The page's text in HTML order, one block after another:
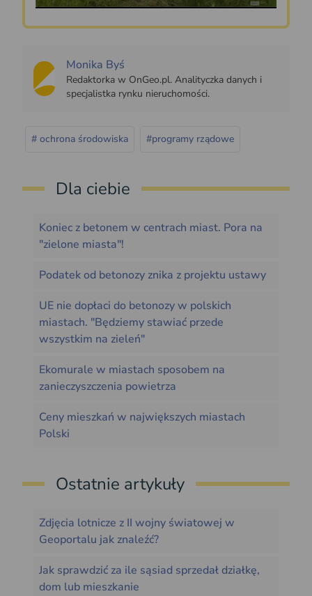
Monika Byś
Redaktorka w OnGeo.pl. Analityczka danych i
specjalistka rynku nieruchomości.
# ochrona środowiska #programy rządowe
Dla ciebie
Koniec z betonem w centrach miast. Pora na
"zielone miasta"!
Podatek od betonozy znika z projektu ustawy
UE nie dopłaci do betonozy w polskich
miastach. "Będziemy stawiać przede
wszystkim na zieleń"
Ekomurale w miastach sposobem na
zanieczyszczenia powietrza
Ceny mieszkań w największych miastach
Polski
Ostatnie artykuły
Zdjęcia lotnicze z II wojny światowej w
Geoportalu jak znaleźć?
Jak sprawdzić za ile sąsiad sprzedał działkę,
dom lub mieszkanie